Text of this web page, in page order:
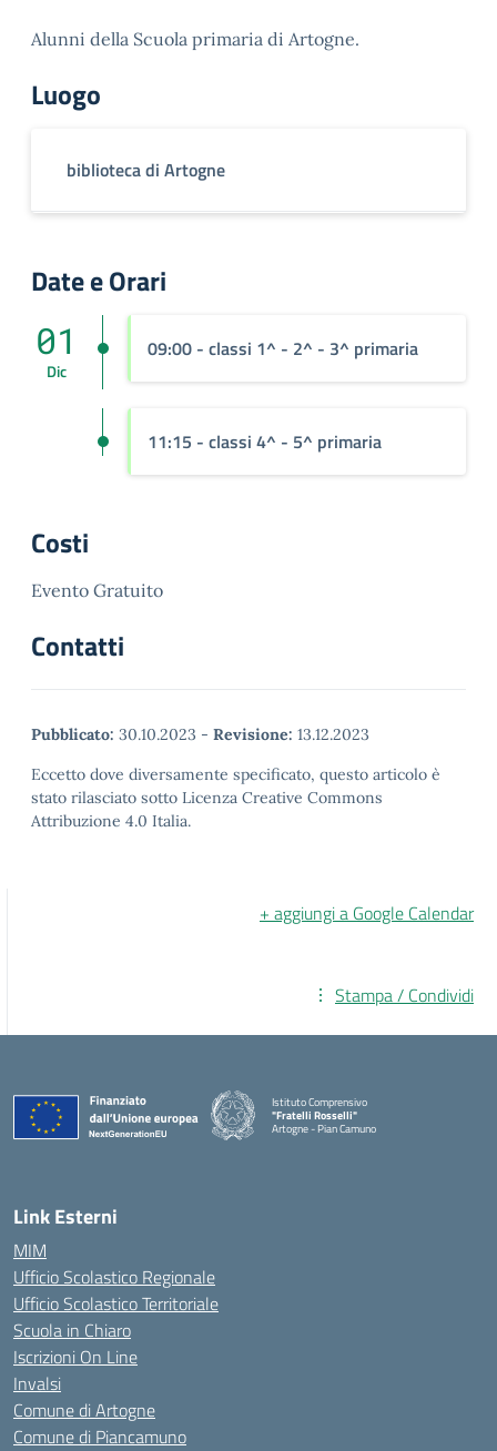
Alunni della Scuola primaria di Artogne.
Luogo
biblioteca di Artogne
Date e Orari
09:00 - classi 1^ - 2^ - 3^ primaria
01
Dic
11:15 - classi 4^ - 5^ primaria
Costi
Evento Gratuito
Contatti
Pubblicato: 30.10.2023 - Revisione: 13.12.2023
Eccetto dove diversamente specificato, questo articolo è
stato rilasciato sotto Licenza Creative Commons
Attribuzione 4.0 Italia.
+ aggiungi a Google Calendar
Stampa / Condividi
Istituto Comprensivo
"Fratelli Rosselli"
Artogne - Pian Camuno
— Visita la pagina iniziale della scuola
Link Esterni
MIM
Ufficio Scolastico Regionale
Ufficio Scolastico Territoriale
Scuola in Chiaro
Iscrizioni On Line
Invalsi
Comune di Artogne
Comune di Piancamuno